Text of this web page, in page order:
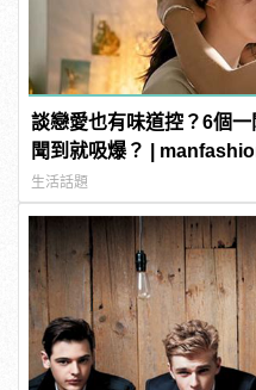
談戀愛也有味道控？6個
聞到就吸爆？ |
生活話題